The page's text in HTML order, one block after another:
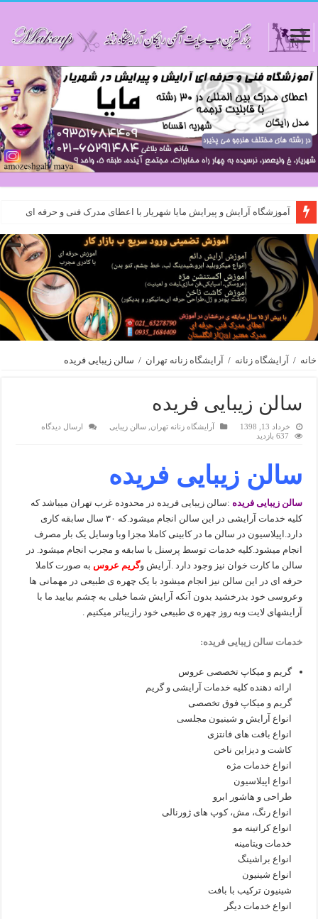
آموزشگاه آرایش و پیرایش مایا شهریار با اعطای مدرک فنی و حرفه ای
خانه / آرایشگاه زنانه / آرایشگاه زنانه تهران / سالن زیبایی فریده
سالن زیبایی فریده
خرداد 13, 1398 آرایشگاه زنانه تهران ,سالن زیبایی
ارسال دیدگاه
637 بازدید
سالن زیبایی فریده
سالن زیبایی فریده :سالن زیبایی فریده در محدوده غرب تهران میباشد که
کلیه خدمات آرایشی در این سالن انجام میشود.که ۳۰ سال سابقه کاری
دارد.اپیلاسیون در سالن ما در کابینی کاملا مجزا وبا وسایل یک بار مصرف
انجام میشود.کلیه خدمات توسط پرسنل با سابقه و مجرب انجام میشود. در
سالن ما کارت خوان نیز وجود دارد .آرایش وگریم عروس به صورت کاملا
حرفه ای در این سالن نیز انجام میشود با یک چهره ی طبیعی در مهمانی ها
وعروسی خود بدرخشید بدون آنکه آرایش شما خیلی به چشم بیایید ما با
آرایشهای لایت وبه روز چهره ی طبیعی خود رازیباتر میکنیم .
خدمات سالن زیبایی فریده:
گریم و میکاپ تخصصی عروس
ارائه دهنده کلیه خدمات آرایشی و گریم
گریم و میکاپ فوق تخصصی
انواع آرایش و شینیون مجلسی
انواع بافت های فانتزی
کاشت و دیزاین ناخن
انواع خدمات مژه
انواع اپیلاسیون
طراحی و هاشور ابرو
انواع رنگ، مش، کوپ های ژورنالی
انواع کراتینه مو
خدمات ویتامینه
انواع براشینگ
انواع شینیون
شینیون ترکیب با بافت
انواع خدمات دیگر